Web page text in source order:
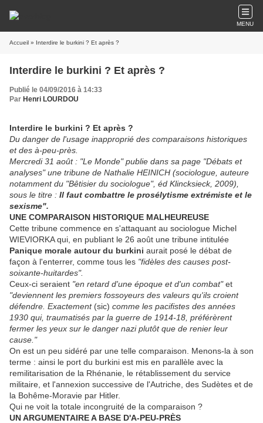
MENU
Accueil » Interdire le burkini ? Et après ?
Interdire le burkini ? Et après ?
Publié le 04/09/2016 à 14:33
Par Henri LOURDOU
Interdire le burkini ? Et après ?
Du danger de l'usage inapproprié des comparaisons historiques
et des à-peu-près.
Mercredi 31 août : "Le Monde" publie dans sa page "Débats et
analyses" une tribune de Nathalie HEINICH (sociologue, auteure
notamment du "Bêtisier du sociologue", éd Klincksieck, 2009),
sous le titre : Il faut combattre le prosélytisme extrémiste et le
sexisme".
UNE COMPARAISON HISTORIQUE MALHEUREUSE
Cette tribune commence en s'attaquant au sociologue Michel
WIEVIORKA qui, en publiant le 26 août une tribune intitulée
Panique morale autour du burkini aurait posé le débat de
façon à l'enterrer, comme tous les "fidèles des causes post-
soixante-huitardes".
Ceux-ci seraient "en retard d'une époque et d'un combat"et
"deviennent les premiers fossoyeurs des valeurs qu'ils croient
défendre. Exactement (sic) comme les pacifistes des années
1930 qui, traumatisés par la guerre de 1914-18, préférèrent
fermer les yeux sur le danger nazi plutôt que de renier leur
cause."
On est un peu sidéré par une telle comparaison. Menons-la à son
terme : ainsi le port du burkini est mis en parallèle avec la
remilitarisation de la Rhénanie, le rétablissement du service
militaire, et l'annexion successive de l'Autriche, des Sudètes et de
la Bohême-Moravie par Hitler.
Qui ne voit la totale incongruité de la comparaison ?
UN ARGUMENTAIRE A BASE D'A-PEU-PRÈS